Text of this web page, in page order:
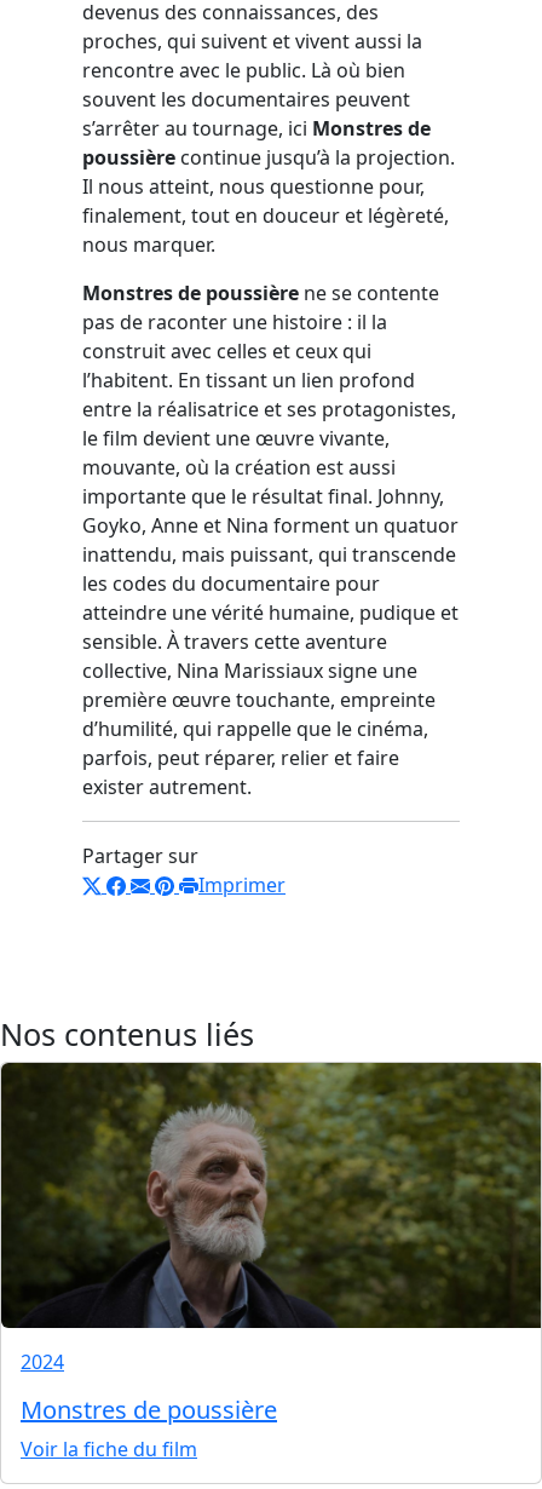
devenus des connaissances, des
proches, qui suivent et vivent aussi la
rencontre avec le public. Là où bien
souvent les documentaires peuvent
s’arrêter au tournage, ici Monstres de
poussière continue jusqu’à la projection.
Il nous atteint, nous questionne pour,
finalement, tout en douceur et légèreté,
nous marquer.
Monstres de poussière ne se contente
pas de raconter une histoire : il la
construit avec celles et ceux qui
l’habitent. En tissant un lien profond
entre la réalisatrice et ses protagonistes,
le film devient une œuvre vivante,
mouvante, où la création est aussi
importante que le résultat final. Johnny,
Goyko, Anne et Nina forment un quatuor
inattendu, mais puissant, qui transcende
les codes du documentaire pour
atteindre une vérité humaine, pudique et
sensible. À travers cette aventure
collective, Nina Marissiaux signe une
première œuvre touchante, empreinte
d’humilité, qui rappelle que le cinéma,
parfois, peut réparer, relier et faire
exister autrement.
Partager sur
Imprimer
Nos contenus liés
2024
Monstres de poussière
Voir la fiche du film